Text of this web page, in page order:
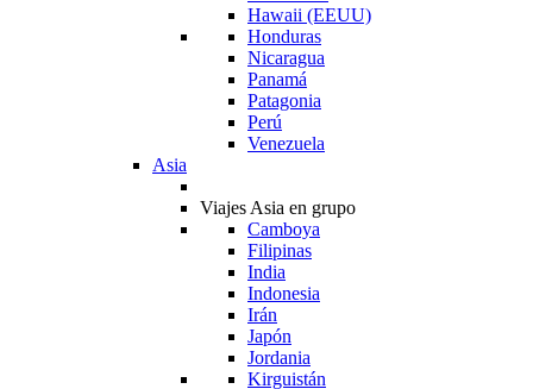
Hawaii (EEUU)
Honduras
Nicaragua
Panamá
Patagonia
Perú
Venezuela
Asia
Viajes Asia en grupo
Camboya
Filipinas
India
Indonesia
Irán
Japón
Jordania
Kirguistán